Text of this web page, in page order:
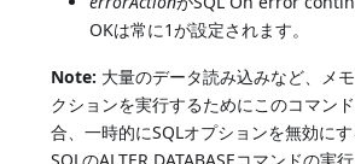
OKは常に1が設定されます。
Note: 大量のデータ読み込みなど、メ
クションを実行するためにこのコマン
合、一時的にSQLオプションを無効に